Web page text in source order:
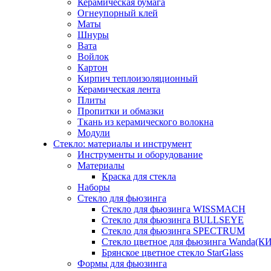
Керамическая бумага
Огнеупорный клей
Маты
Шнуры
Вата
Войлок
Картон
Кирпич теплоизоляционный
Керамическая лента
Плиты
Пропитки и обмазки
Ткань из керамического волокна
Модули
Стекло: материалы и инструмент
Инструменты и оборудование
Материалы
Краска для стекла
Наборы
Стекло для фьюзинга
Стекло для фьюзинга WISSMACH
Стекло для фьюзинга BULLSEYE
Стекло для фьюзинга SPECTRUM
Стекло цветное для фьюзинга
Брянское цветное стекло StarGlass
Формы для фьюзинга